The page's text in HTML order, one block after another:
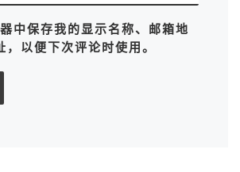
中保存我的显示名称、邮箱地
，以便下次评论时使用。